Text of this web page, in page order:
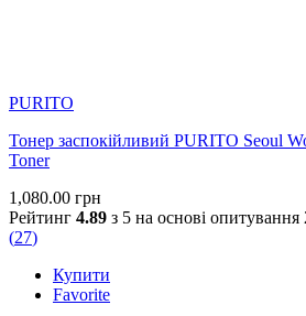
PURITO
Тонер заспокійливий PURITO Seoul
Toner
1,080.00 грн
Рейтинг 4.89 з 5 на основі опитування
(27)
Купити
Favorite